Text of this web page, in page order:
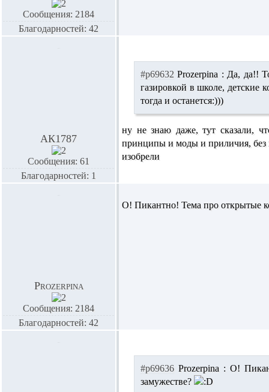
Сообщения: 2184
Благодарностей: 42
АК1787
Сообщения: 61
Благодарностей: 1
#p69632 Prozerpina : Да, да!!
газировкой в школе,
тогда и останется:)))
ну не знаю даже, тут сказали,
принципы и моды и приличия, без
изобрели
Prozerpina
Сообщения: 2184
Благодарностей: 42
О! Пикантно! Тема про открытые
#p69636 Prozerpina : О!
замужестве?